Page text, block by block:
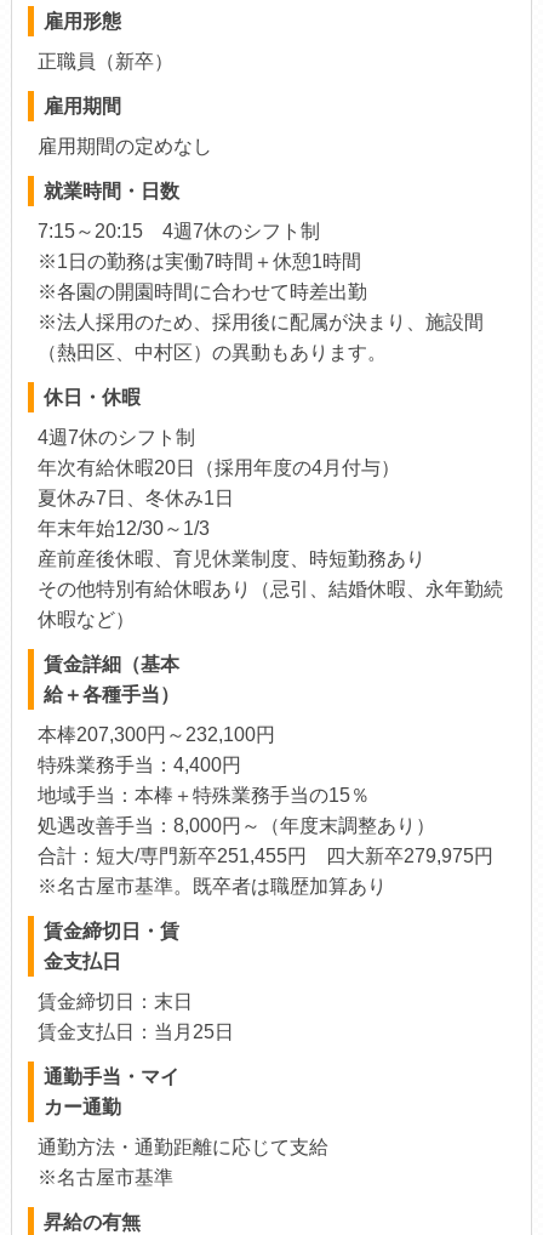
雇用形態
正職員（新卒）
雇用期間
雇用期間の定めなし
就業時間・日数
7:15～20:15 4週7休のシフト制
※1日の勤務は実働7時間＋休憩1時間
※各園の開園時間に合わせて時差出勤
※法人採用のため、採用後に配属が決まり、施設間
（熱田区、中村区）の異動もあります。
休日・休暇
4週7休のシフト制
年次有給休暇20日（採用年度の4月付与）
夏休み7日、冬休み1日
年末年始12/30～1/3
産前産後休暇、育児休業制度、時短勤務あり
その他特別有給休暇あり（忌引、結婚休暇、永年勤続
休暇など）
賃金詳細（基本
給＋各種手当）
本棒207,300円～232,100円
特殊業務手当：4,400円
地域手当：本棒＋特殊業務手当の15％
処遇改善手当：8,000円～（年度末調整あり）
合計：短大/専門新卒251,455円 四大新卒279,975円
※名古屋市基準。既卒者は職歴加算あり
賃金締切日・賃
金支払日
賃金締切日：末日
賃金支払日：当月25日
通勤手当・マイ
カー通勤
通勤方法・通勤距離に応じて支給
※名古屋市基準
昇給の有無